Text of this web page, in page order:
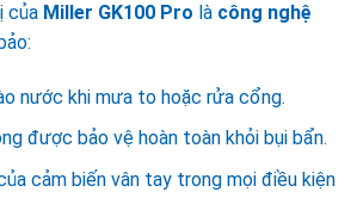
của Miller GK100 Pro là công nghệ
nước khi mưa to hoặc rửa cổng.
được bảo vệ hoàn toàn khỏi bụi bẩn.
cảm biến vân tay trong mọi điều kiện